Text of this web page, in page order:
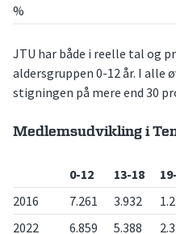
%
JTU har både i reelle tal og
aldersgruppen 0-12 år. I alle
stigningen på mere end 30
Medlemsudvikling i
0-12 13-18
2016
7.261 3.932
2022
6.859 5.388